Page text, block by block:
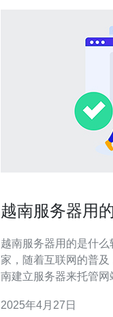
越南服务器用
越南服务器用的是什么软件？ 越南是东南亚
家，随着互联网的普
南建立服务器来托管
的常见软件。 Apache HTTP Server是世界上最流行的
2025年4月27日